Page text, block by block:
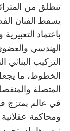
تنطلق من
يسقط الفنان
باعتماد
الهندسي
التركيب
الخطوط، ما
المتصلة
في عالم يمتزج
ومحاكمة